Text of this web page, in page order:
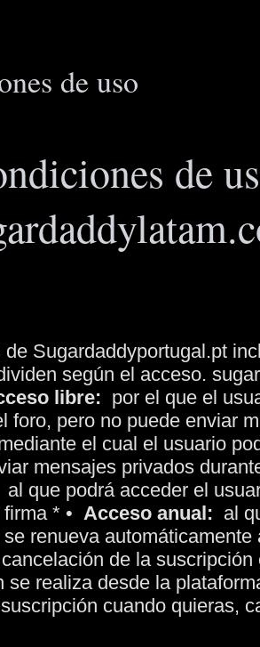
de uso
de
de Sugardaddyportugal.pt
según el acceso.
libre: por el que el
foro, pero no puede enviar
el cual el usuario
mensajes privados
al que podrá acceder el
* • Acceso anual: al
renueva
de la
se realiza desde la
cuando quieras,